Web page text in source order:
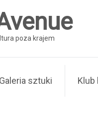
poza krajem
Galeria sztuki Klub